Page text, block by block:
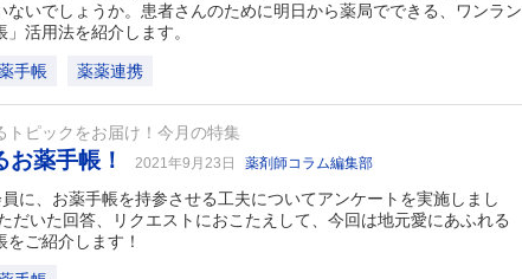
ないでしょうか。患者さんのために明日から薬局でできる、ワンラン
活用法を紹介します。
手帳 薬薬連携
トピックをお届け！今月の特集
お薬手帳！ 2021年9月23日 薬剤師コラム編集部
に、お薬手帳を持参させる工夫についてアンケートを実施しまし
だいた回答、リクエストにおこたえして、今回は地元愛にあふれる
ご紹介します！